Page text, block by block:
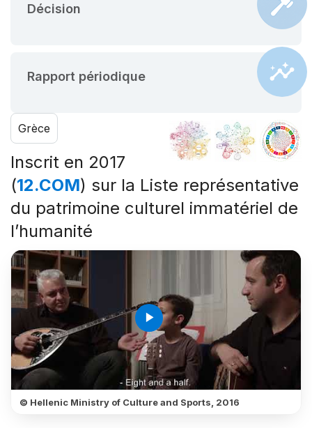
Décision
Rapport périodique
Grèce
Inscrit en 2017
(12.COM) sur la Liste représentative
du patrimoine culturel immatériel de
l’humanité
play_arrow
© Hellenic Ministry of Culture and Sports, 2016